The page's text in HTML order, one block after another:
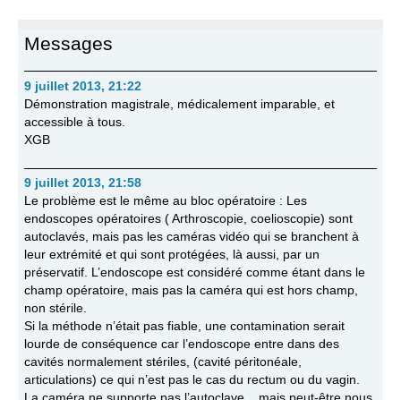
Messages
9 juillet 2013, 21:22
Démonstration magistrale, médicalement imparable, et
accessible à tous.
XGB
9 juillet 2013, 21:58
Le problème est le même au bloc opératoire : Les
endoscopes opératoires ( Arthroscopie, coelioscopie) sont
autoclavés, mais pas les caméras vidéo qui se branchent à
leur extrémité et qui sont protégées, là aussi, par un
préservatif. L’endoscope est considéré comme étant dans le
champ opératoire, mais pas la caméra qui est hors champ,
non stérile.
Si la méthode n’était pas fiable, une contamination serait
lourde de conséquence car l’endoscope entre dans des
cavités normalement stériles, (cavité péritonéale,
articulations) ce qui n’est pas le cas du rectum ou du vagin.